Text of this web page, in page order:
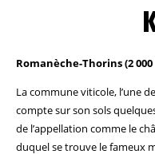
Romanèche-Thorins (2
La commune viticole, l’une
compte sur son sols
de l’appellation comme le
duquel se trouve le fameux